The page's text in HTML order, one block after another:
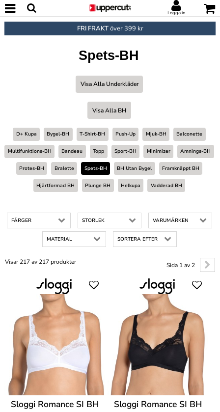
Logga in
FRI FRAKTöver 399 kr
Spets-BH
Visa Alla Underkläder
Visa Alla BH
D+ Kupa Bygel-BH T-Shirt-BH Push-Up Mjuk-BH Balconette
Multifunktions-BH Bandeau Topp Sport-BH Minimizer Amnings-BH
Protes-BH Bralette Spets-BH BH Utan Bygel Framknäppt BH
Hjärtformad BH Plunge BH Helkupa Vadderad BH
FÄRGER STORLEK VARUMÄRKEN
MATERIAL SORTERA EFTER
Sida 1 av 2
Visar 217 av 217 produkter
Sloggi Romance SI BH Sloggi Romance SI BH